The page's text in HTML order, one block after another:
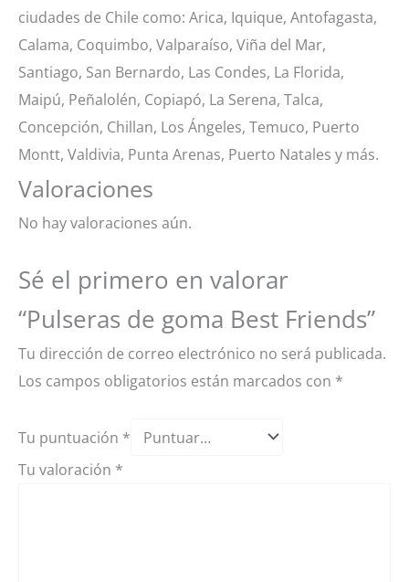
ciudades de Chile como: Arica, Iquique, Antofagasta,
Calama, Coquimbo, Valparaíso, Viña del Mar,
Santiago, San Bernardo, Las Condes, La Florida,
Maipú, Peñalolén, Copiapó, La Serena, Talca,
Concepción, Chillan, Los Ángeles, Temuco, Puerto
Montt, Valdivia, Punta Arenas, Puerto Natales y más.
Valoraciones
No hay valoraciones aún.
Sé el primero en valorar
“Pulseras de goma Best Friends”
Tu dirección de correo electrónico no será publicada.
Los campos obligatorios están marcados con *
Tu puntuación *
Tu valoración *